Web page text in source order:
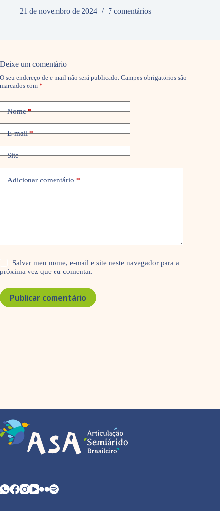
21 de novembro de 2024
7 comentários
Deixe um comentário
O seu endereço de e-mail não será publicado. Campos obrigatórios são
marcados com *
Nome*
E-mail*
Site
Adicionar comentário *
Salvar meu nome, e-mail e site neste navegador para a
próxima vez que eu comentar.
Publicar comentário